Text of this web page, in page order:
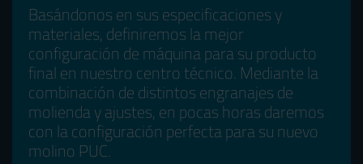
Basándonos en sus especificaciones y
materiales, definiremos la mejor
configuración de máquina para su producto
final en nuestro centro técnico. Mediante la
combinación de distintos engranajes de
molienda y ajustes, en pocas horas daremos
con la configuración perfecta para su nuevo
molino PUC.